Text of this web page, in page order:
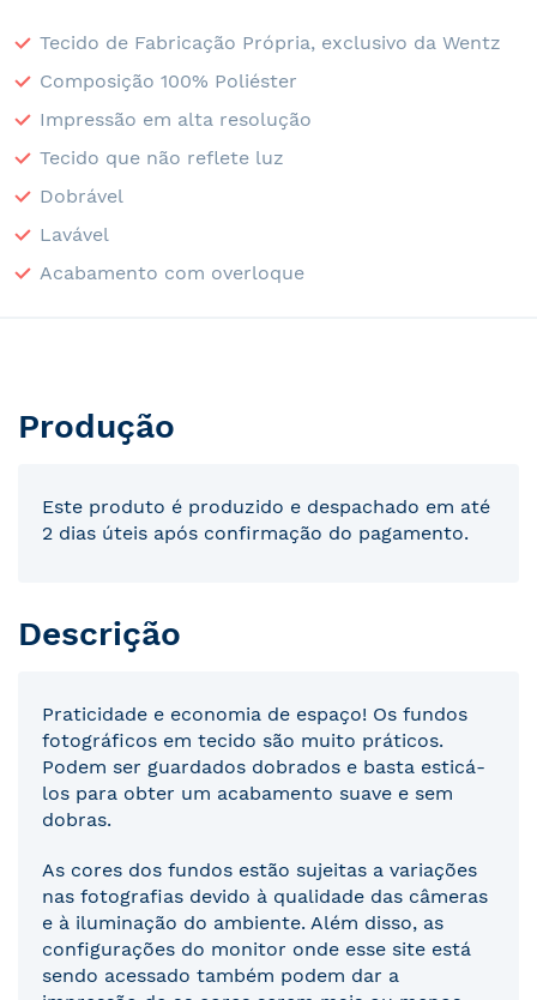
Tecido de Fabricação Própria, exclusivo da Wentz
Composição 100% Poliéster
Impressão em alta resolução
Tecido que não reflete luz
Dobrável
Lavável
Acabamento com overloque
Produção
Este produto é produzido e despachado em até
2 dias úteis após confirmação do pagamento.
Descrição
Praticidade e economia de espaço! Os fundos
fotográficos em tecido são muito práticos.
Podem ser guardados dobrados e basta esticá-
los para obter um acabamento suave e sem
dobras.
As cores dos fundos estão sujeitas a variações
nas fotografias devido à qualidade das câmeras
e à iluminação do ambiente. Além disso, as
configurações do monitor onde esse site está
sendo acessado também podem dar a